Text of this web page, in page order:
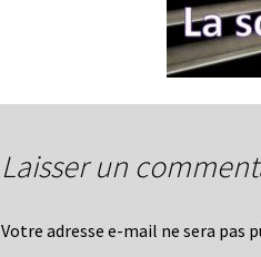
Laisser un
Votre adresse e-mail ne sera pas